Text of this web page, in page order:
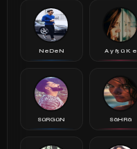
NeDeN A y ß ü K e
SüRGüN SäHRä